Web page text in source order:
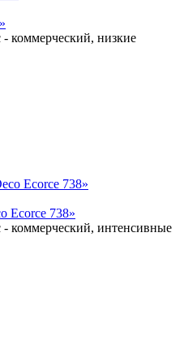
- коммерческий, низкие
Ecorce 738»
- коммерческий, интенсивные